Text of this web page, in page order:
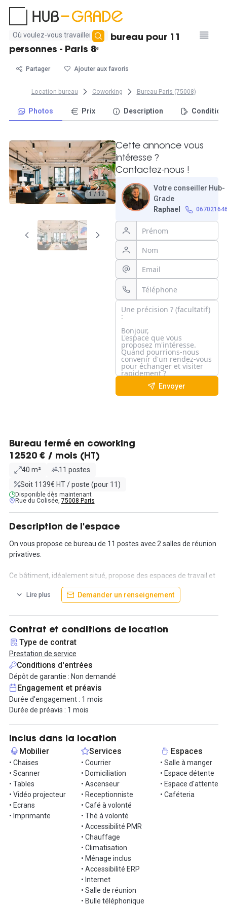
Aucun
trouvé
Location d'un bureau bureau pour 11
personnes - Paris 8ᵉ
Partager Ajouter aux favoris
Location bureau Coworking Bureau Paris (75008)
Photos Prix Description
1 / 12
Cette annonce vous
intéresse ?
Contactez-nous !
Votre conseiller Hub-
Grade
Raphael
Envoyer
Bureau fermé en coworking
12520 € / mois (HT)
40 m²
11 postes
Soit 1139€ HT / poste (pour 11)
Disponible dès maintenant
Rue du Colisée, 75008 Paris
Description de l'espace
On vous propose ce bureau de 11 postes avec 2 salles de réunion
privatives.
Ce bâtiment, idéalement situé, propose des espaces de travail et
bureaux répartis sur plusieurs étages afin de répondre à tous vos
besoins présents et futurs. Les espaces sont conçus dans le but
équipe de 100 personnes. De plus, les tarifs sans engagement
vous accordent la flexibilité qui vous convient. Profitez également
d'une tarification tout compris pour vous faciliter la vie.
Contactez nous pour plus d'informations !
Lire plus Demander un renseignement
Contrat et conditions de location
Type de contrat
Prestation de service
Conditions d'entrées
Dépôt de garantie : Non demandé
Engagement et préavis
Durée d'engagement : 1 mois
Durée de préavis : 1 mois
Inclus dans la location
Mobilier
• Chaises
• Scanner
• Tables
• Vidéo projecteur
• Ecrans
• Imprimante
Services
• Courrier
• Domiciliation
• Ascenseur
• Receptionniste
• Café à volonté
• Thé à volonté
• Accessibilité PMR
• Chauffage
• Climatisation
• Ménage inclus
• Accessibilité ERP
• Internet
• Salle de réunion
• Bulle téléphonique
Espaces
• Salle à manger
• Espace détente
• Espace d'attente
• Caféteria